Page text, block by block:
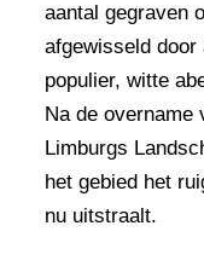
aantal gegraven
afgewisseld door
populier, witte
Na de overname
Limburgs
het gebied het
nu uitstraalt.